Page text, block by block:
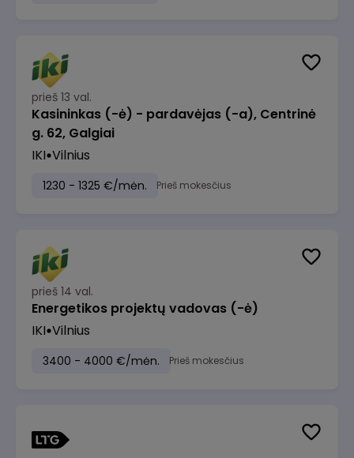
prieš 13 val.
Kasininkas (-ė) - pardavėjas (-a), Centrinė
g. 62, Galgiai
IKI Vilnius
1230 - 1325 €/mėn. Prieš mokesčius
prieš 14 val.
Energetikos projektų vadovas (-ė)
IKI Vilnius
3400 - 4000 €/mėn. Prieš mokesčius